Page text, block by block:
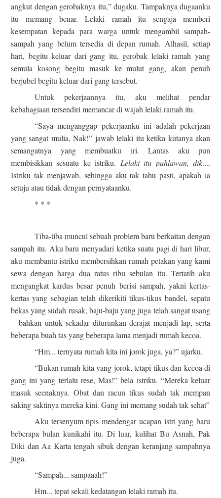
angkut dengan gerobaknya itu,” dugaku. Tampaknya dugaanku
itu memang benar. Lelaki ramah itu sengaja memberi
kesempatan kepada para warga untuk mengambil sampah-
sampah yang belum tersedia di depan rumah. Alhasil, setiap
hari, begitu keluar dari gang itu, gerobak lelaki ramah yang
semula kosong begitu masuk ke mulut gang, akan penuh
berjubel begitu keluar dari gang tersebut.
Untuk pekerjaannya itu, aku melihat pendar
kebahagiaan tersendiri memancar di wajah lelaki ramah itu.
“Saya menganggap pekerjaanku ini adalah pekerjaan
yang sangat mulia, Nak!” jawab lelaki itu ketika kutanya akan
semangatnya yang membuatku iri. Lantas aku pun
membisikkan sesuatu ke istriku. Lelaki itu pahlawan, dik....
Istriku tak menjawab, sehingga aku tak tahu pasti, apakah ia
setuju atau tidak dengan pernyataanku.
* * *
Tiba-tiba muncul sebuah problem baru berkaitan dengan
sampah itu. Aku baru menyadari ketika suatu pagi di hari libur,
aku membantu istriku membersihkan rumah petakan yang kami
sewa dengan harga dua ratus ribu sebulan itu. Tertatih aku
mengangkat kardus besar penuh berisi sampah, yakni kertas-
kertas yang sebagian telah dikerikiti tikus-tikus bandel, sepatu
bekas yang sudah rusak, baju-baju yang juga telah sangat usang
—bahkan untuk sekadar diturunkan derajat menjadi lap, serta
beberapa buah tas yang beberapa lama menjadi rumah kecoa.
“Hm... ternyata rumah kita ini jorok juga, ya?” ujarku.
“Bukan rumah kita yang jorok, tetapi tikus dan kecoa di
gang ini yang terlalu rese, Mas!” bela istriku. “Mereka keluar
masuk seenaknya. Obat dan racun tikus sudah tak mempan
saking saktinya mereka kini. Gang ini memang sudah tak sehat”
Aku tersenyum tipis mendengar ucapan istri yang baru
beberapa bulan kunikahi itu. Di luar, kulihat Bu Asnah, Pak
Diki dan Aa Karta tengah sibuk dengan keranjang sampahnya
juga.
“Sampah... sampaaah!”
Hm... tepat sekali kedatangan lelaki ramah itu.